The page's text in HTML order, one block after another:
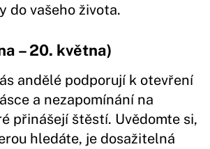
do vašeho života.
– 20. května)
andělé podporují k otevření
a nezapomínání na
přinášejí štěstí. Uvědomte si,
hledáte, je dosažitelná